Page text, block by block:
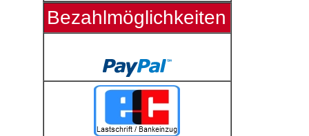
Bezahlmöglichkeiten